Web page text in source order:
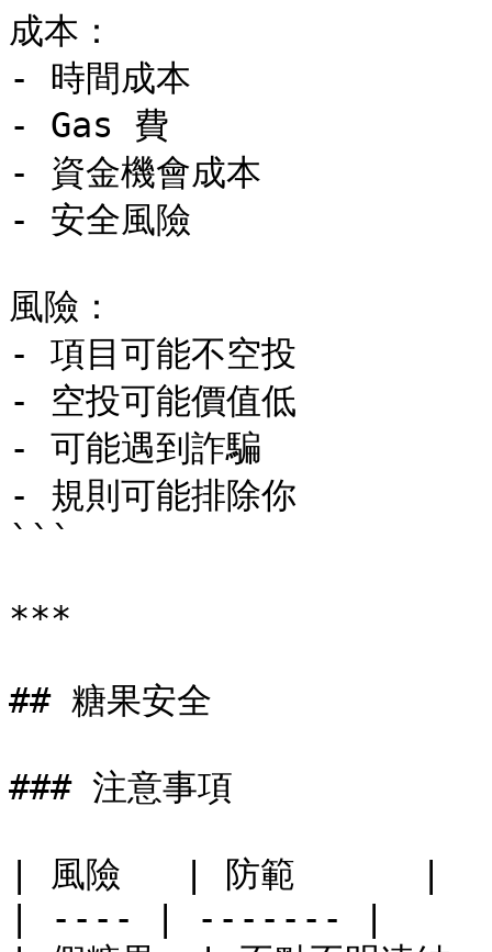
成本：
- 時間成本
- Gas 費
- 資金機會成本
- 安全風險
風險：
- 項目可能不空投
- 空投可能價值低
- 可能遇到詐騙
- 規則可能排除你
```
***
## 糖果安全
### 注意事項
| 風險   | 防範      |
| ---- | ------- |